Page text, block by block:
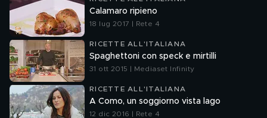
Calamaro ripieno
18 lug 2017 | Rete 4
RICETTE ALL'ITALIANA
Spaghettoni con speck e mirtilli
31 ott 2015 | Mediaset Infinity
RICETTE ALL'ITALIANA
A Como, un soggiorno vista lago
12 dic 2016 | Rete 4